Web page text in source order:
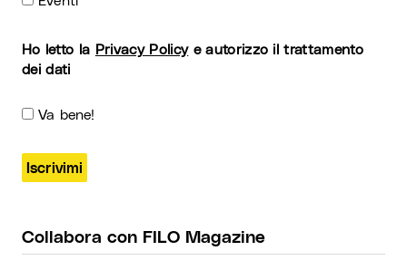
Ho letto la Privacy Policye autorizzo il trattamento
dei dati
Va bene!
Collabora con FILO Magazine